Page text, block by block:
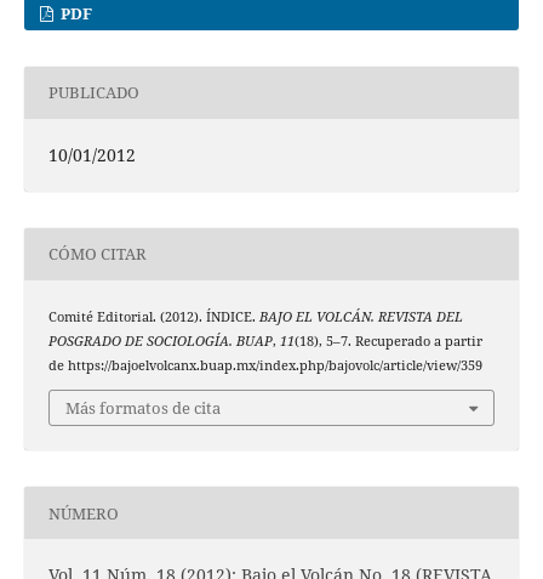
PDF
PUBLICADO
10/01/2012
CÓMO CITAR
Comité Editorial. (2012). ÍNDICE. BAJO EL VOLCÁN. REVISTA DEL
POSGRADO DE SOCIOLOGÍA. BUAP, 11(18), 5–7. Recuperado a partir
de https://bajoelvolcanx.buap.mx/index.php/bajovolc/article/view/359
Más formatos de cita
NÚMERO